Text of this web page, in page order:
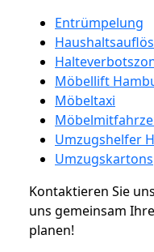
Entrümpelung
Möbellift
Möbeltaxi
Umzugshelfer
Umzugskartons
Kontaktieren Sie
uns gemeinsam
planen!